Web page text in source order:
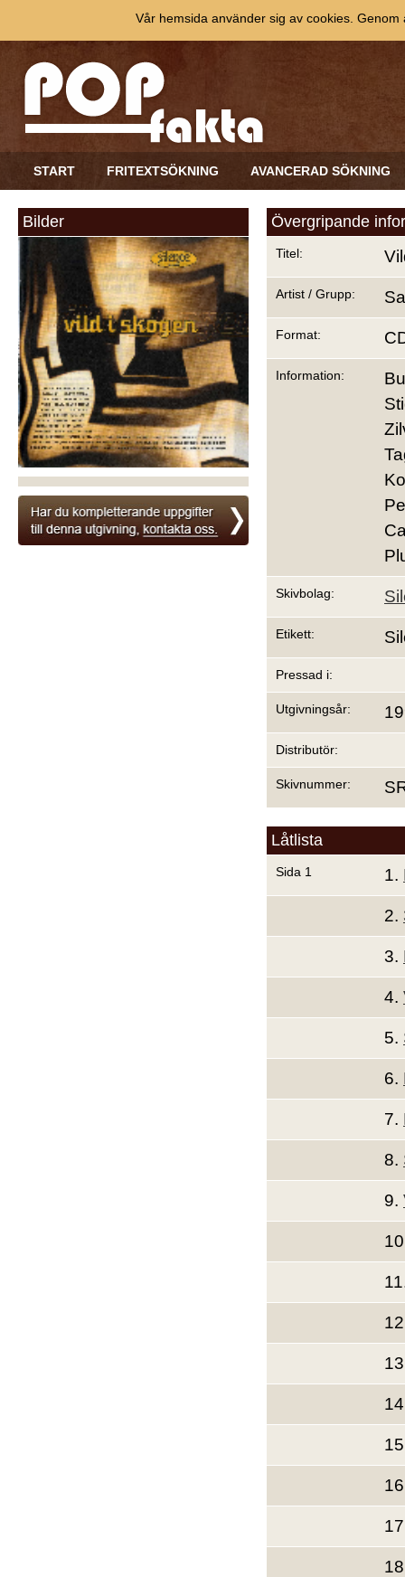
START FRITEXTSÖKNING AVANCERAD SÖKNING
Bilder Övergripande
Titel:
Artist / Grupp:
Format:
Information:
Skivbolag:
Etikett:
Pressad i:
Utgivningsår:
Distributör:
Skivnummer:
Låtlista
Sida 1 1.
2.
3.
4.
5.
6.
7.
8.
9.
Vår hemsida använder sig av cookies.